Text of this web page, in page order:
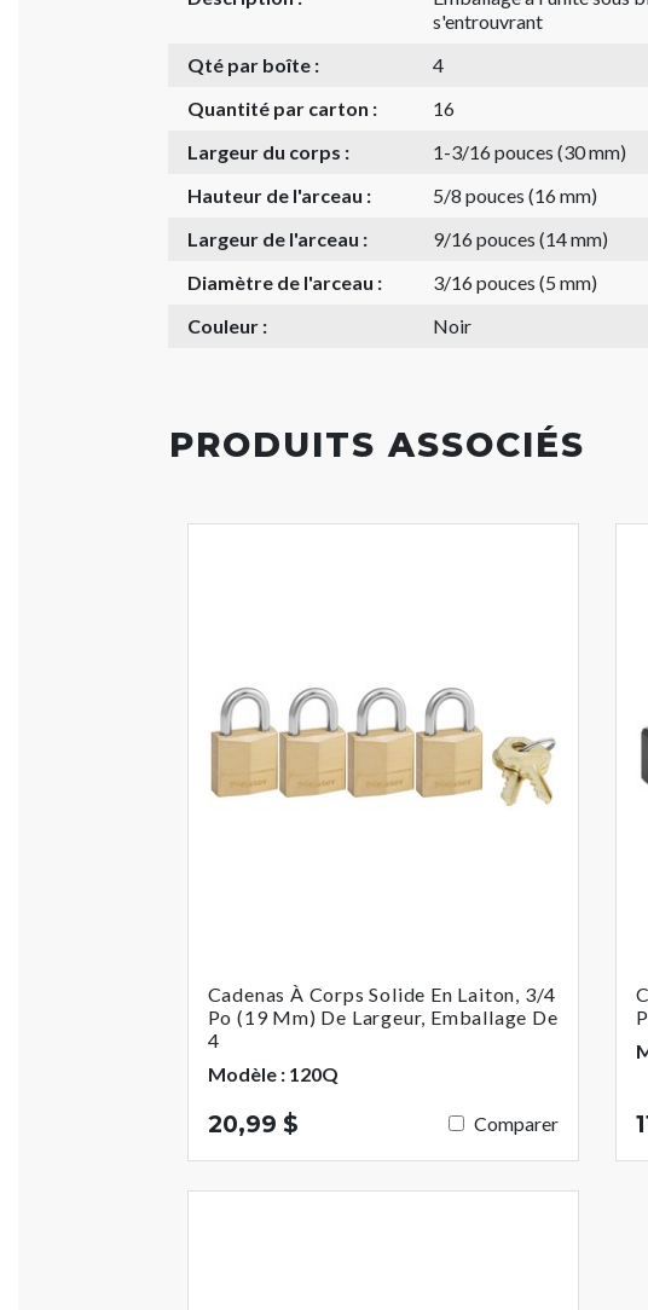
s'entrouvrant
Qté par boîte :
4
Quantité par carton :
16
Largeur du corps :
1-3/16 pouces (30 mm)
Hauteur de l'arceau :
5/8 pouces (16 mm)
Largeur de l'arceau :
9/16 pouces (14 mm)
Diamètre de l'arceau :
3/16 pouces (5 mm)
Couleur :
Noir
PRODUITS ASSOCIÉS
Cadenas À Corps Solide En Laiton, 3/4
Po (19 Mm) De Largeur, Emballage De
4
Modèle : 120Q
20,99 $ Comparer